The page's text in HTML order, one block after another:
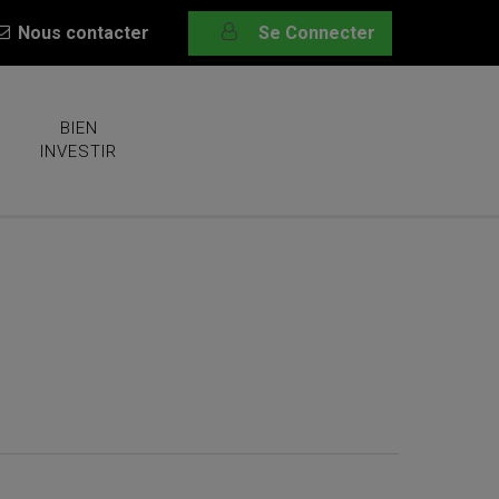
Nous contacter Se Connecter
BIEN
INVESTIR